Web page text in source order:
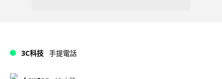
3C科技 手提電話